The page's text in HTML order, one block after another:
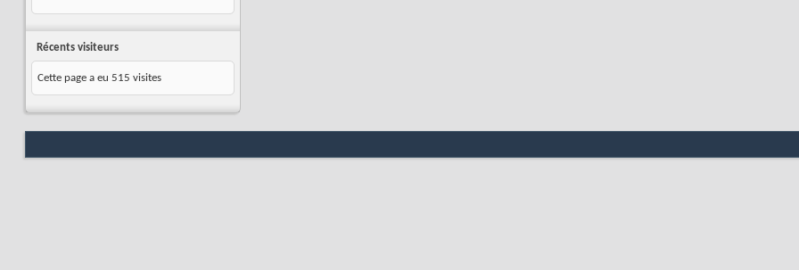
Récents visiteurs
Cette page a eu 515 visites